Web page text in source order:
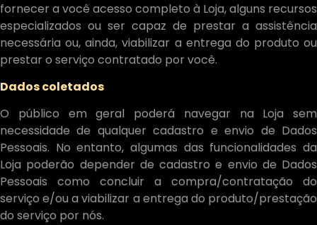
fornecer a você acesso completo à Loja, alguns recursos
especializados ou ser capaz de prestar a assistência
necessária ou, ainda, viabilizar a entrega do produto ou
prestar o serviço contratado por você.
Dados coletados
O público em geral poderá navegar na Loja sem
necessidade de qualquer cadastro e envio de Dados
Pessoais. No entanto, algumas das funcionalidades da
Loja poderão depender de cadastro e envio de Dados
Pessoais como concluir a compra/contratação do
serviço e/ou a viabilizar a entrega do produto/prestação
do serviço por nós.